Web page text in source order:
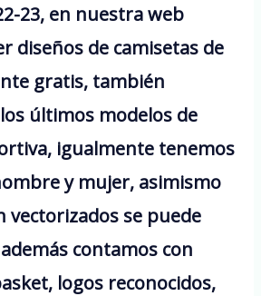
23, en nuestra web
diseños de camisetas de
gratis, también
últimos modelos de
igualmente tenemos
y mujer, asimismo
vectorizados se puede
contamos con
logos reconocidos,